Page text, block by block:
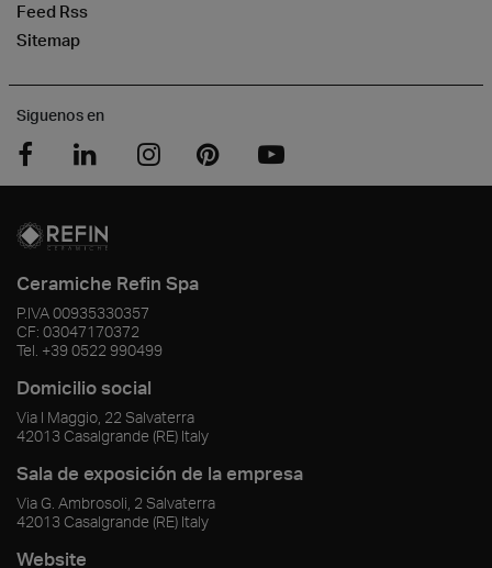
Feed Rss
Sitemap
Siguenos en
Ceramiche Refin Spa
P.IVA00935330357
CF: 03047170372
Tel. +39 0522 990499
Domicilio social
Via I Maggio, 22 Salvaterra
42013 Casalgrande (RE) Italy
Sala de exposición de la empresa
Via G. Ambrosoli, 2 Salvaterra
42013 Casalgrande (RE) Italy
Website